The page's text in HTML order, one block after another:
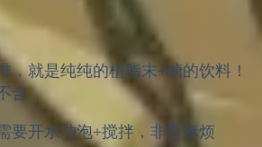
，就是纯纯的植脂末+糖的饮料！
含
要开水冲泡+搅拌，非常麻烦